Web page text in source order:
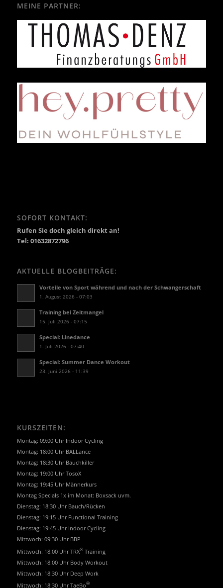
MEINE PARTNER:
SOFORT KONTAKT:
Rufen Sie doch gleich direkt an!
Tel: 01632872796
AKTUELLE BLOGBEITRÄGE:
Vorteile von Sport während und nach der Schwangerschaft
1. August 2026 - 07:03
Training bei Zeitmangel
15. Juli 2026 - 07:15
Special: Linedance
1. Juli 2026 - 07:40
Special: Summer Dance Workout
23. Juni 2026 - 11:39
KURSZEITEN:
Montag: 09:00 Uhr Indoor Cycling
Montag: 18:00 Uhr BALLance
Montag: 18:30 Uhr Bauchkiller
Montag: 19:00 Uhr TosoX
Montag: 19:45 Uhr Männerkurs
Montag Specials 1x im Monat: Boxsack uvm.
Dienstag: 18:30 Uhr Bauch/Rücken
Dienstag: 19:15 Uhr Functional Training
Dienstag: 19:45 Uhr Indoor Cycling
Mittwoch: 09:30 Uhr BBP
Mittwoch: 18:00 Uhr TRX®Training
Mittwoch: 18:00 Uhr Body Workout
Mittwoch: 18:30 Uhr Deep Work
Mittwoch: 18:30 Uhr TaeBo®